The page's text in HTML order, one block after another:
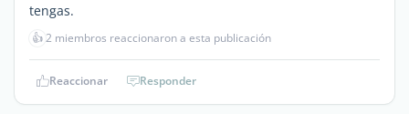
tengas.
👍2 miembros reaccionaron a esta publicación
Reaccionar Responder